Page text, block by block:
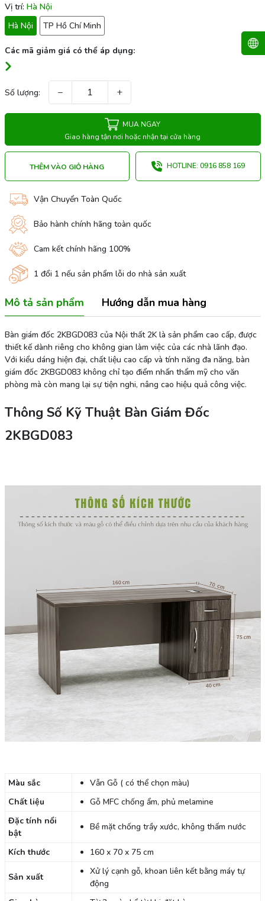
Vị trí: Hà Nội
Hà Nội
TP Hồ Chí Minh
Các mã giảm giá có thể áp dụng:
Số lượng: − +
MUA NGAY
Giao hàng tận nơi hoặc nhận tại cửa hàng
THÊM VÀO GIỎ HÀNG HOTLINE: 0916 858 169
Vận Chuyển Toàn Quốc
Bảo hành chính hãng toàn quốc
Cam kết chính hãng 100%
1 đổi 1 nếu sản phẩm lỗi do nhà sản xuất
Mô tả sản phẩm Hướng dẫn mua hàng
Bàn giám đốc 2KBGD083 của Nội thất 2K là sản phẩm cao cấp, được
thiết kế dành riêng cho không gian làm việc của các nhà lãnh đạo.
Với kiểu dáng hiện đại, chất liệu cao cấp và tính năng đa năng, bàn
giám đốc 2KBGD083 không chỉ tạo điểm nhấn thẩm mỹ cho văn
phòng mà còn mang lại sự tiện nghi, nâng cao hiệu quả công việc.
Thông Số Kỹ Thuật Bàn Giám Đốc
2KBGD083
Màu sắc
Vẫn Gỗ ( có thể chọn màu)
Chất liệu
Gỗ MFC chống ẩm, phủ melamine
Đặc tính nổi
bật
Bề mặt chống trầy xước, không thấm nước
Kích thước 160 x 70 x 75 cm
Sản xuất
Xử lý cạnh gỗ, khoan liên kết bằng máy tự
động